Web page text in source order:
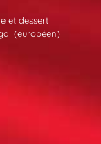
et dessert
(européen)